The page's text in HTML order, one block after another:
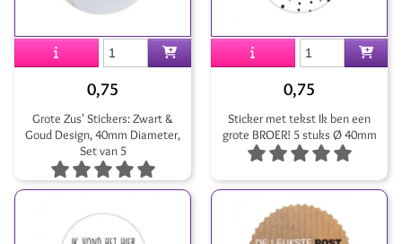
0,75
Grote Zus' Stickers: Zwart &
Goud Design, 40mm Diameter,
Set van 5
0,75
Sticker met tekst Ik ben een
grote BROER! 5 stuks Ø 40mm